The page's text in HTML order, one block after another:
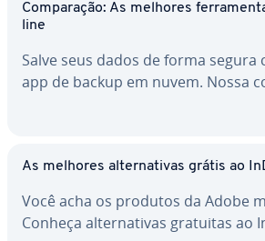
Com­pa­ra­ção: As melhores
line
Salve seus dados de forma
app de backup em nuvem. Nossa
As melhores al­ter­na­ti­vas grátis ao
Você acha os produtos da Adobe
Conheça al­ter­na­ti­vas gratuitas ao